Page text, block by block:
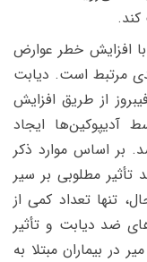
کند.
افزایش خطر عوارض
مرتبط است. دیابت
از طریق افزایش
آدیپوکین‌ها ایجاد
بر اساس موارد ذکر
تأثیر مطلوبی بر سیر
تنها تعداد کمی از
ضد دیابت و تأثیر
در بیماران مبتلا به